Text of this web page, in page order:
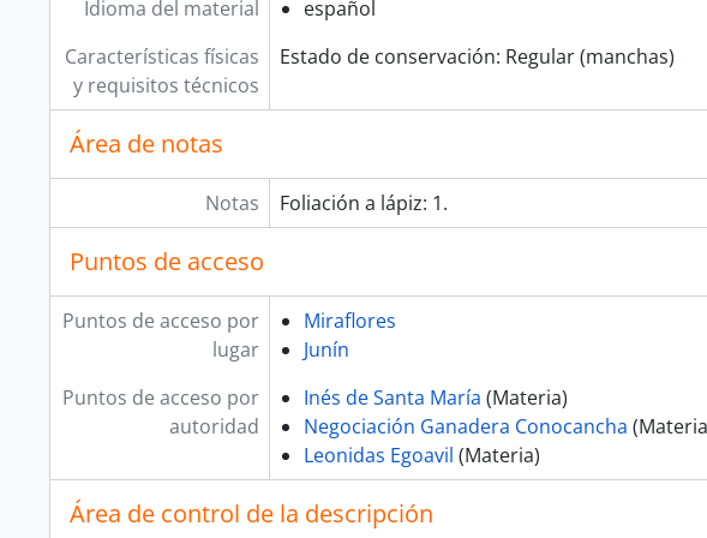
Idioma del material
español
Características físicas
y requisitos técnicos
Estado de conservación: Regular (manchas)
Área de notas
Notas Foliación a lápiz: 1.
Puntos de acceso
Puntos de acceso por
lugar
Miraflores
Junín
Puntos de acceso por
autoridad
Inés de Santa María (Materia)
Negociación Ganadera Conocancha
Leonidas Egoavil (Materia)
Área de control de la descripción